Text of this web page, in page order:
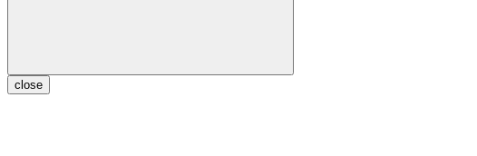
close